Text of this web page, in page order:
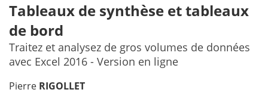
Tableaux de synthèse et tableaux
de bord
Traitez et analysez de gros volumes de données
avec Excel 2016 - Version en ligne
Pierre RIGOLLET